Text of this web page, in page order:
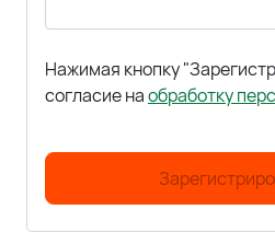
Нажимая кнопку
согласие наобработку